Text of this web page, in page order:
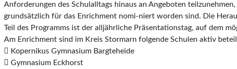
Anforderungen des Schulalltags hinaus an Angeboten
grundsätzlich für das Enrichment nomi-niert worden sind. Die
Teil des Programms ist der alljährliche Präsentationstag, auf dem
Am Enrichment sind im Kreis Stormarn folgende Schulen aktiv
 Kopernikus Gymnasium Bargteheide
 Gymnasium Eckhorst